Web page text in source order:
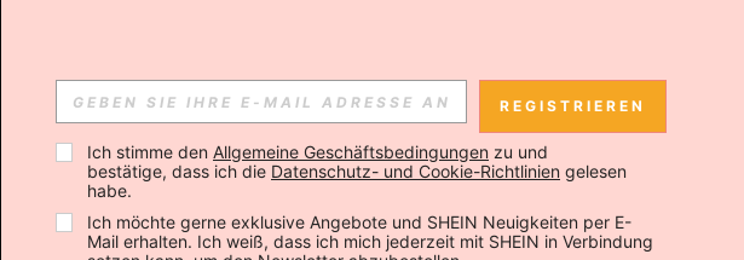
DICH FÜR UNSEREN NEWSLETTER ANMELDEST, KANNST DU DIE NEUESTEN TRENDS VOR
ERFAHREN (DU KANNST DICH JEDERZEIT ABMELDEN).
Abonnieren
Abonnieren
Abonnieren
REGISTRIEREN
Ich stimme den Allgemeine Geschäftsbedingungen zu und
bestätige, dass ich die Datenschutz- und Cookie-Richtlinien gelesen
habe.
Ich möchte gerne exklusive Angebote und SHEIN Neuigkeiten per E-
Mail erhalten. Ich weiß, dass ich mich jederzeit mit SHEIN in Verbindung